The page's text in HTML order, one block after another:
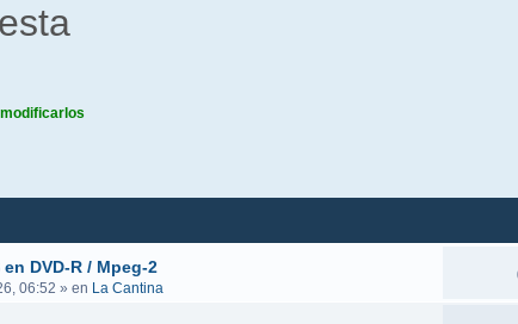
DVD-R / Mpeg-2
06:52 » en La Cantina